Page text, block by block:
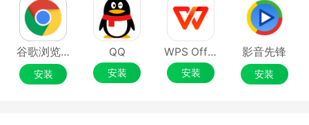
谷歌浏览器Google Chrome
安装
QQ
安装
WPS Office
安装
影音先锋
安装